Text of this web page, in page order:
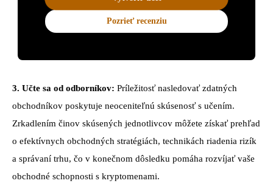
Pozrieť recenziu
3. Učte sa od odborníkov: Príležitosť nasledovať zdatných
obchodníkov poskytuje neoceniteľnú skúsenosť s učením.
Zrkadlením činov skúsených jednotlivcov môžete získať prehľad
o efektívnych obchodných stratégiách, technikách riadenia rizík
a správaní trhu, čo v konečnom dôsledku pomáha rozvíjať vaše
obchodné schopnosti s kryptomenami.